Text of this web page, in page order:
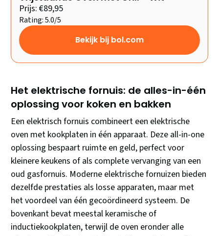
Prijs: €89,95
Rating: 5.0/5
Bekijk bij bol.com
Het elektrische fornuis: de alles-in-één
oplossing voor koken en bakken
Een elektrisch fornuis combineert een elektrische
oven met kookplaten in één apparaat. Deze all-in-one
oplossing bespaart ruimte en geld, perfect voor
kleinere keukens of als complete vervanging van een
oud gasfornuis. Moderne elektrische fornuizen bieden
dezelfde prestaties als losse apparaten, maar met
het voordeel van één gecoördineerd systeem. De
bovenkant bevat meestal keramische of
inductiekookplaten, terwijl de oven eronder alle